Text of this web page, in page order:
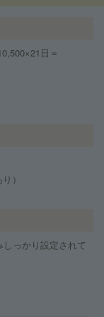
日＝
）
っかり設定されて